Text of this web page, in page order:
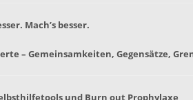
Mach’s besser.
– Gemeinsamkeiten, Gegensätze,
und Burn out Prophylaxe